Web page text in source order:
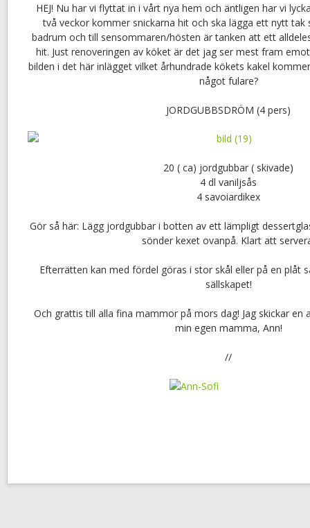
HEJ! Nu har vi flyttat in i vårt nya hem och äntligen har vi
två veckor kommer snickarna hit och ska lägga ett nytt
badrum och till sensommaren/hösten är tanken att ett
hit. Just renoveringen av köket är det jag ser mest fram
bilden i det här inlägget vilket århundrade kökets kakel
något fulare?
JORDGUBBSDRÖM (4 pers)
20 ( ca) jordgubbar ( skivade)
4 dl vaniljsås
4 savoiardikex
Gör så här: Lägg jordgubbar i botten av ett lämpligt
sönder kexet ovanpå. Klart att
Efterrätten kan med fördel göras i stor skål eller på en plåt
sällskapet!
Och grattis till alla fina mammor på mors dag! Jag skickar en
min egen mamma, Ann!
//